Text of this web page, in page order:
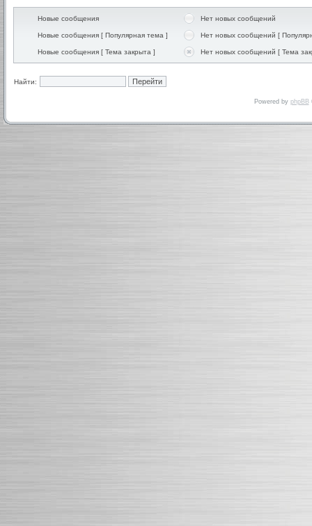
Новые сообщения Нет новых сообщений
Новые сообщения [ Популярная тема ] Нет новых сообщений [
Новые сообщения [ Тема закрыта ] Нет новых сообщений [ Тема
Найти:
Powered by phpBB